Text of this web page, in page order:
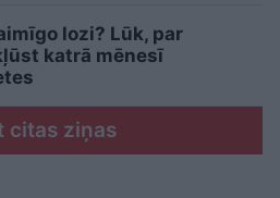
lozi? Lūk, par
katrā mēnesī
citas ziņas